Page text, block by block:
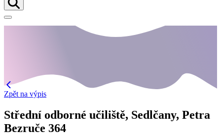
Zpět na výpis
Střední odborné učiliště, Sedlčany, Petra
Bezruče 364